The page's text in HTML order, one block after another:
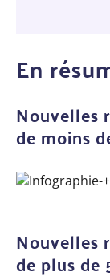
En
Nouvelles
de moins
Nouvelles
de plus de